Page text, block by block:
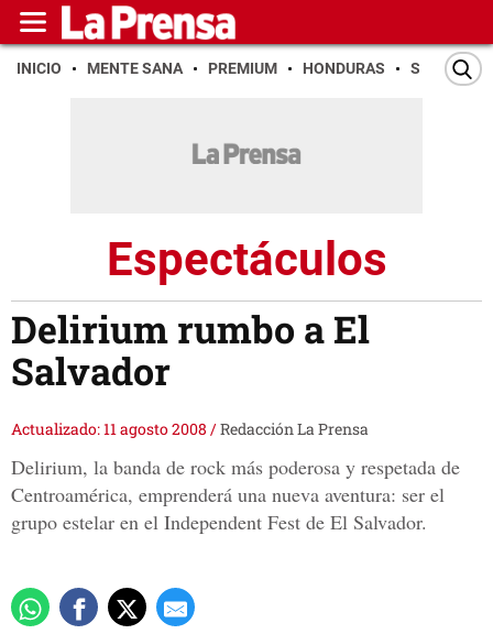
INICIO MENTE SANA PREMIUM HONDURAS SAN PEDRO
Espectáculos
Delirium rumbo a El
Salvador
Actualizado: 11 agosto 2008 /Redacción La Prensa
Delirium, la banda de rock más poderosa y respetada de
Centroamérica, emprenderá una nueva aventura: ser el
grupo estelar en el Independent Fest de El Salvador.